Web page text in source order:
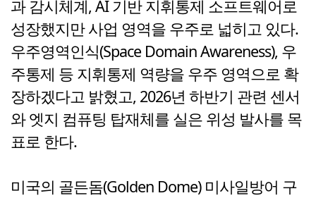
과 감시체계, AI 기반 지휘통제 소프트웨어로
성장했지만 사업 영역을 우주로 넓히고 있다.
우주영역인식(Space Domain Awareness), 우
주통제 등 지휘통제 역량을 우주 영역으로 확
장하겠다고 밝혔고, 2026년 하반기 관련 센서
와 엣지 컴퓨팅 탑재체를 실은 위성 발사를 목
표로 한다.
미국의 골든돔(Golden Dome) 미사일방어 구